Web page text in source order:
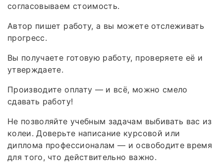
согласовываем стоимость.
Автор пишет работу, а вы можете отслеживать
прогресс.
Вы получаете готовую работу, проверяете её и
утверждаете.
Производите оплату — и всё, можно смело
сдавать работу!
Не позволяйте учебным задачам выбивать вас из
колеи. Доверьте написание курсовой или
диплома профессионалам — и освободите время
для того, что действительно важно.